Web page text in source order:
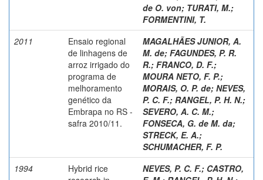
de O. von; TURATI, M.;
FORMENTINI, T.
2011
Ensaio regional
de linhagens de
arroz irrigado do
programa de
melhoramento
genético da
Embrapa no RS -
safra 2010/11.
MAGALHÃES JUNIOR, A.
M. de; FAGUNDES, P. R.
R.; FRANCO, D. F.;
MOURA NETO, F. P.;
MORAIS, O. P. de; NEVES,
P. C. F.; RANGEL, P. H. N.;
SEVERO, A. C. M.;
FONSECA, G. de M. da;
STRECK, E. A.;
SCHUMACHER, F. P.
1994
Hybrid rice
NEVES, P. C. F.; CASTRO,